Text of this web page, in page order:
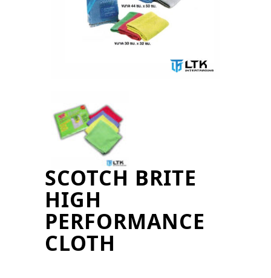
SCOTCH BRITE
HIGH
PERFORMANCE
CLOTH